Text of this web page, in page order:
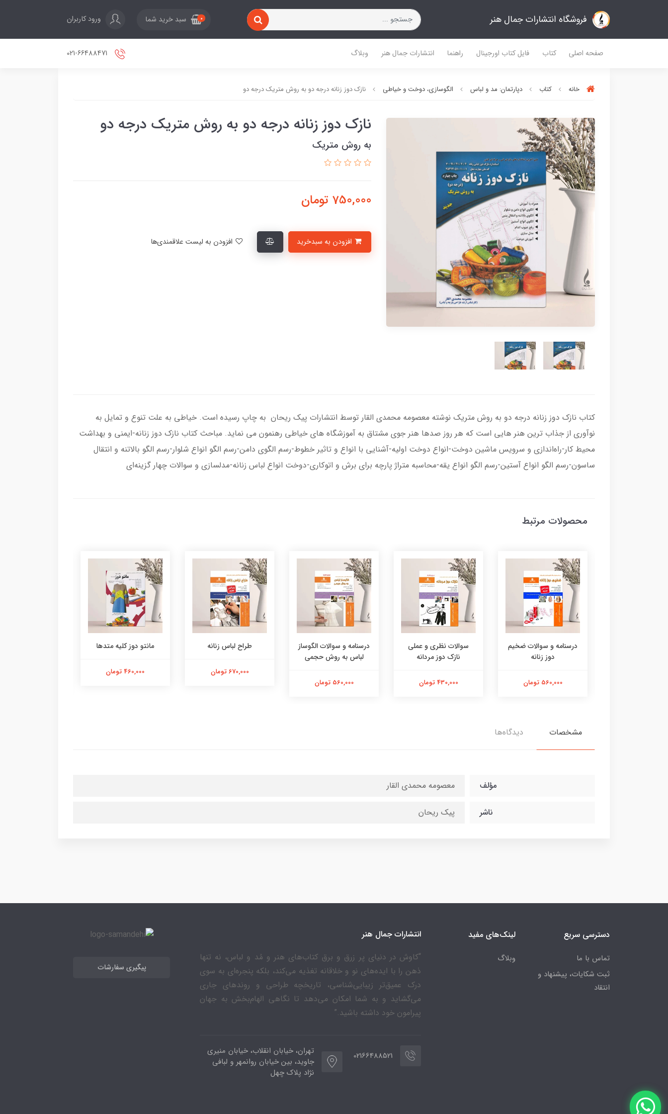
فروشگاه انتشارات جمال هنر 0 سبد خرید شما ورود کاربران
صفحه اصلی کتاب فایل کتاب اورجینال راهنما انتشارات جمال هنر وبلاگ
خانه کتاب دپارتمان: مد و لباس الگوسازی، دوخت و خیاطی نازک دوز زنانه درجه دو به روش متریک درجه دو
نازک دوز زنانه درجه دو به روش متریک درجه دو
به روش متریک
750,000 تومان
کتاب نازک دوز زنانه درجه دو به روش متریک نوشته معصومه محمدی القار توسط انتشارات پیک ریحان به چاپ رسیده است. خیاطی به علت تنوع و تمایل به
نوآوری از جذاب ترین هنر هایی است که هر روز صدها هنر جوی مشتاق به آموزشگاه های خیاطی رهنمون می نماید. مباحث کتاب نازک دوز زنانه-ایمنی و بهداشت
محیط کار-راه‌اندازی و سرویس ماشین دوخت-انواع دوخت اولیه-آشنایی با انواع و تاثیر خطوط-رسم الگوی دامن-رسم الگو انواع شلوار-رسم الگو بالاتنه و انتقال
ساسون-رسم الگو انواع آستین-رسم الگو انواع یقه-محاسبه متراژ پارچه برای برش و اتوکاری-دوخت انواع لباس زنانه-مدلسازی و سوالات چهار گزینه‌ای
محصولات مرتبط
درسنامه و سوالات ضخیم
دوز زنانه
560,000 تومان
سوالات نظری و عملی
نازک دوز مردانه
430,000 تومان
درسنامه و سوالات الگوساز
لباس به روش حجمی
560,000 تومان
طراح لباس زنانه
670,000 تومان
مانتو دوز کلیه متدها
460,000 تومان
مشخصات دیدگاه‌ها
مؤلف معصومه محمدی القار
ناشر پیک ریحان
دسترسی سریع
تماس با ما
ثبت شکایات، پیشنهاد و
انتقاد
لینک‌های مفید
وبلاگ
انتشارات جمال هنر
“کاوش در دنیای پر زرق و برق کتاب‌های هنر و مُد و لباس، نه تنها
ذهن را با ایده‌های نو و خلاقانه تغذیه می‌کند، بلکه پنجره‌ای به سوی
درک عمیق‌تر زیبایی‌شناسی، تاریخچه طراحی و روندهای جاری
می‌گشاید و به شما امکان می‌دهد تا نگاهی الهام‌بخش به جهان
پیرامون خود داشته باشید.”
02166488521
تهران، خیابان انقلاب، خیابان منیری
جاوید، بین خیابان روانمهر و لبافی
نژاد پلاک چهل
پیگیری سفارشات